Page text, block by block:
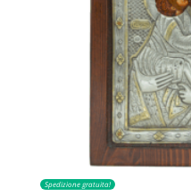
Spedizione gratuita!